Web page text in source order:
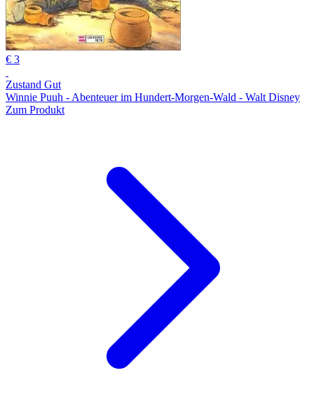
€ 3
Zustand Gut
Winnie Puuh - Abenteuer im Hundert-Morgen-Wald - Walt Disney
Zum Produkt